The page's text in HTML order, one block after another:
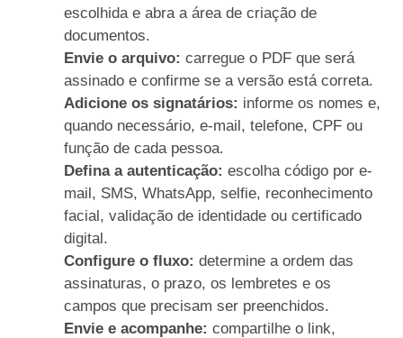
escolhida e abra a área de criação de
documentos.
Envie o arquivo: carregue o PDF que será
assinado e confirme se a versão está correta.
Adicione os signatários: informe os nomes e,
quando necessário, e-mail, telefone, CPF ou
função de cada pessoa.
Defina a autenticação: escolha código por e-
mail, SMS, WhatsApp, selfie, reconhecimento
facial, validação de identidade ou certificado
digital.
Configure o fluxo: determine a ordem das
assinaturas, o prazo, os lembretes e os
campos que precisam ser preenchidos.
Envie e acompanhe: compartilhe o link,